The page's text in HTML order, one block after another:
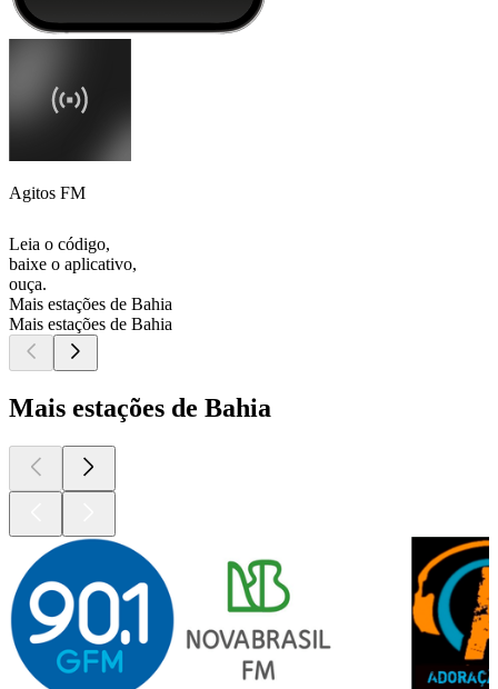
Agitos FM
Leia o código,
baixe o aplicativo,
ouça.
Mais estações de Bahia
Mais estações de Bahia
Mais estações de Bahia